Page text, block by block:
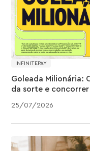
INFINITEPAY
25 /07/2026
Goleada Milionária:
da sorte e concorrer